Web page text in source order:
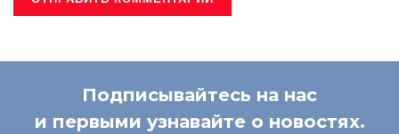
Подписывайтесь на нас
и первыми узнавайте о новостях.